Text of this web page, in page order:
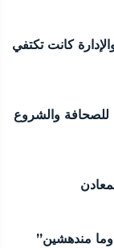
كانت تكتفي
للصحافة والشروع
وما مندهشين”